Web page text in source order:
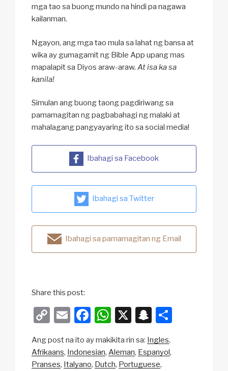
mga tao sa buong mundo na hindi pa nagawa
kailanman.
Ngayon, ang mga tao mula sa lahat ng bansa at
wika ay gumagamit ng Bible App upang mas
mapalapit sa Diyos araw-araw. At isa ka sa
kanila!
Simulan ang buong taong pagdiriwang sa
pamamagitan ng pagbabahagi ng malaki at
mahalagang pangyayaring ito sa social media!
Ibahagi sa Facebook
Ibahagi sa Twitter
Ibahagi sa pamamagitan ng Email
Share this post:
C
p
y
E
ail
F
c
e
W
at
s
X
S
a
p
Ang post na ito ay makikita rin sa: Ingles
Afrikaans Indonesian Aleman Espanyol
Pranses Italyano Dutch Portuguese